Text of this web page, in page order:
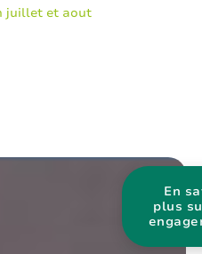
juillet et aout
En
plus